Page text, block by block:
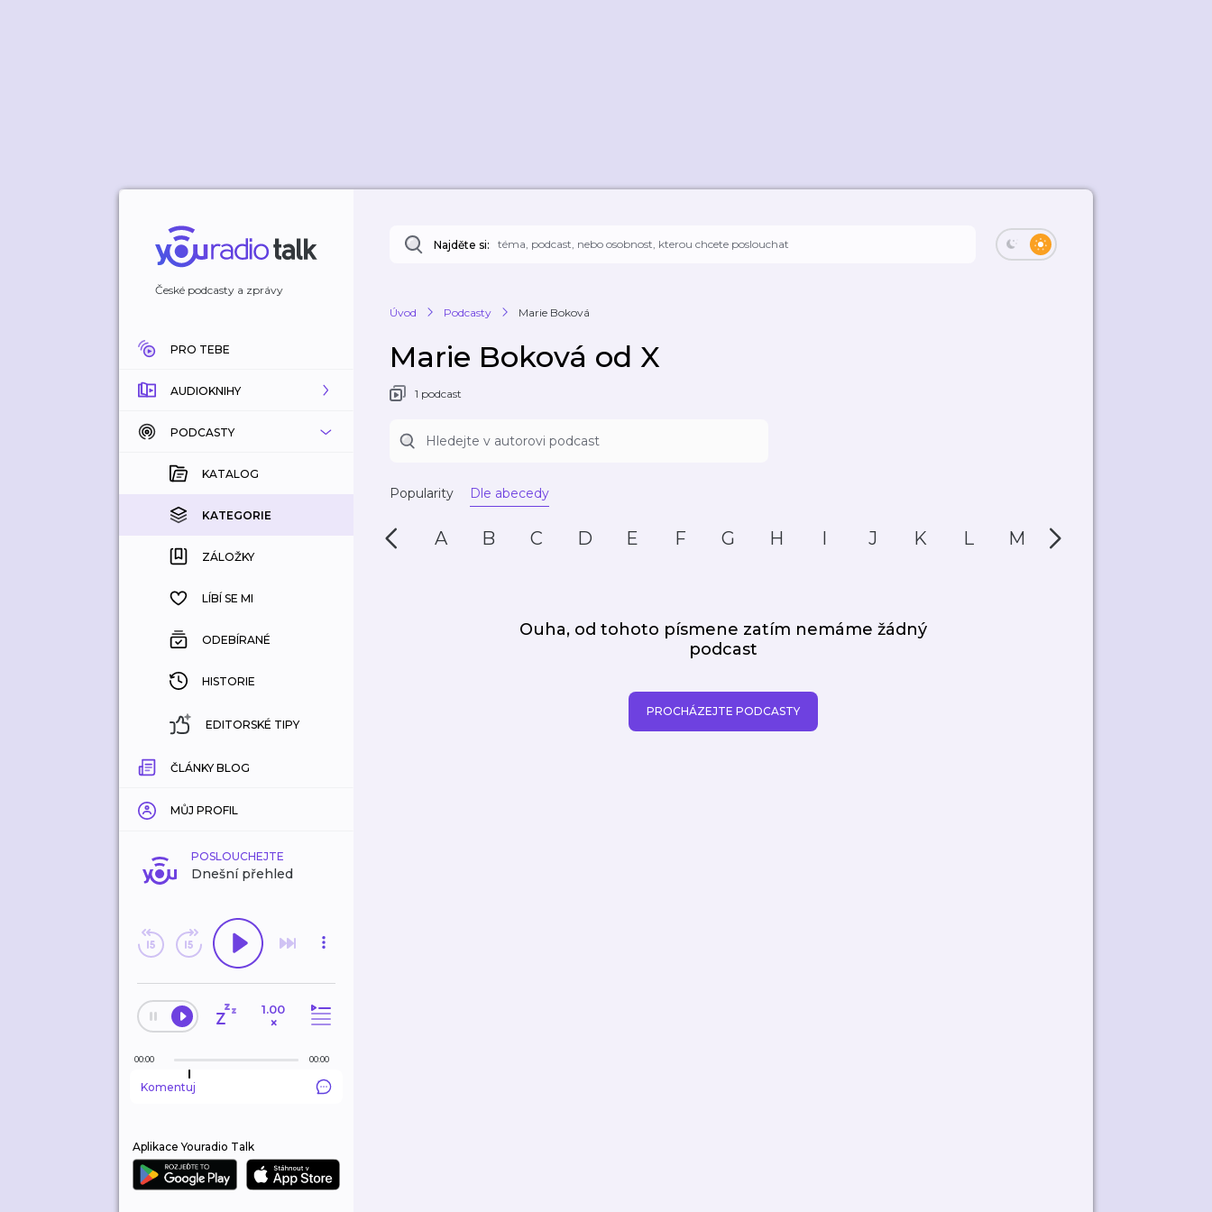
České podcasty a zprávy
PRO TEBE
AUDIOKNIHY
KATALOG
KOUPENÉ
KATEGORIE
ZÁLOŽKY
HISTORIE
PODCASTY
KATALOG
KATEGORIE
ZÁLOŽKY
LÍBÍ SE MI
ODEBÍRANÉ
HISTORIE
EDITORSKÉ TIPY
ČLÁNKY BLOG
MŮJ PROFIL
POSLOUCHEJTE
Dnešní přehled
1.00
×
00:00 00:00
Komentuj
Aplikace Youradio Talk
Najděte si:
Úvod Podcasty Marie Boková
Marie Boková od X
1 podcast
Popularity Dle abecedy
A B C D E F G H I J K L M N
Ouha, od tohoto písmene zatím nemáme žádný
podcast
PROCHÁZEJTE PODCASTY